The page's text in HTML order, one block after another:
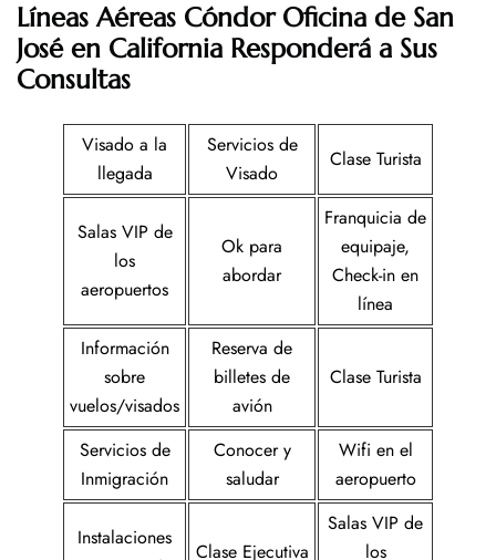
Líneas Aéreas Cóndor Oficina de San
José en California Responderá a Sus
Consultas
Visado a la
llegada
Servicios de
Visado
Clase Turista
Salas VIP de
los
aeropuertos
Ok para
abordar
Franquicia de
equipaje,
Check-in en
línea
Información
sobre
vuelos/visados
Reserva de
billetes de
avión
Clase Turista
Servicios de
Inmigración
Conocer y
saludar
Wifi en el
aeropuerto
Instalaciones
Clase Ejecutiva
Salas VIP de
los